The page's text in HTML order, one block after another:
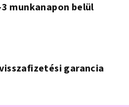
munkanapon belül
garancia